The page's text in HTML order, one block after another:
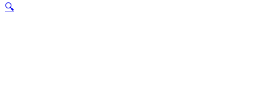
🔍